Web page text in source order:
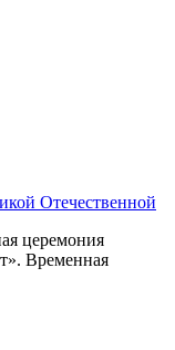
Отечественной
церемония
Временная